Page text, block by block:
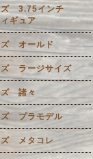
ズ 3.75インチ
ギュア
ズ オールド
ズ ラージサイズ
ズ 諸々
ズ プラモデル
ズ メタコレ